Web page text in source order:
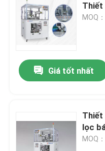
Nhà
Video
Thiết
MOQ
Giá tốt nhất
Thiết
lọc
MOQ